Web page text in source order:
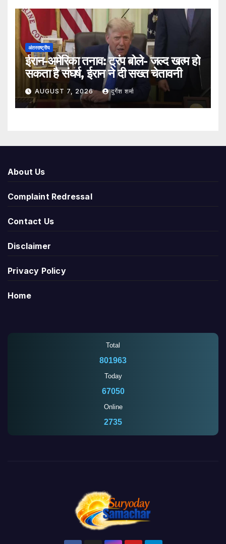
अंतरराष्ट्रीय
ईरान-अमेरिका तनाव: ट्रंप बोले- जल्द खत्म हो
सकता है संघर्ष, ईरान ने दी सख्त चेतावनी
AUGUST 7, 2026 दुर्गेश शर्मा
About Us
Complaint Redressal
Contact Us
Disclaimer
Privacy Policy
Home
Total
801963
Today
67050
Online
2735